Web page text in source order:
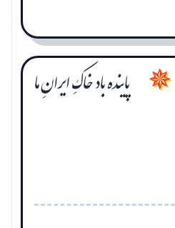
✵ پاینده باد خاکِ ایرانِ ما